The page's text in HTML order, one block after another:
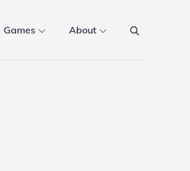
Games About